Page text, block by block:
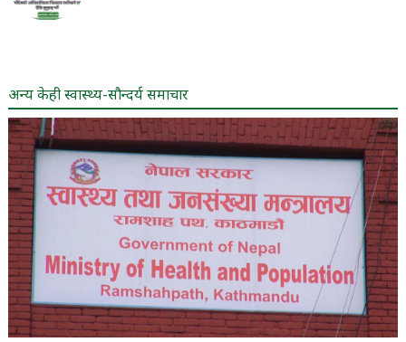
अन्य केही स्वास्थ्य-सौन्दर्य समाचार